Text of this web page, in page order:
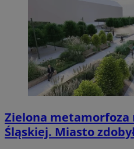
Zielona metamorfoza
Śląskiej. Miasto